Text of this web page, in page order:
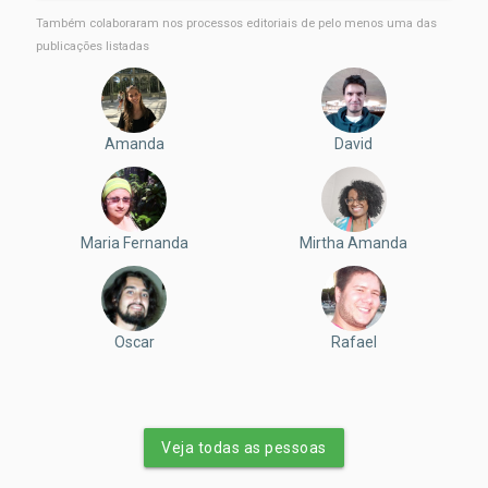
Também colaboraram nos processos editoriais de pelo menos uma das
publicações listadas
Amanda David
Maria Fernanda Mirtha Amanda
Oscar Rafael
Veja todas as pessoas